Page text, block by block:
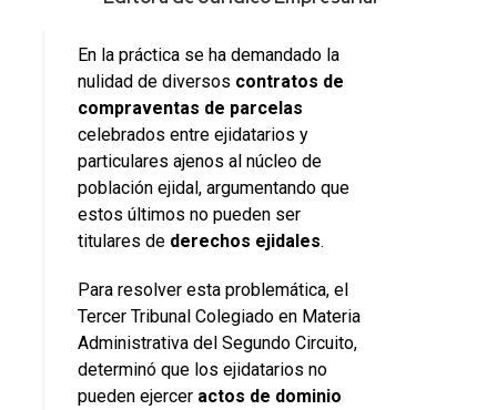
En la práctica se ha demandado la
nulidad de diversos contratos de
compraventas de parcelas
celebrados entre ejidatarios y
particulares ajenos al núcleo de
población ejidal, argumentando que
estos últimos no pueden ser
titulares de derechos ejidales.
Para resolver esta problemática, el
Tercer Tribunal Colegiado en Materia
Administrativa del Segundo Circuito,
determinó que los ejidatarios no
pueden ejercer actos de dominio